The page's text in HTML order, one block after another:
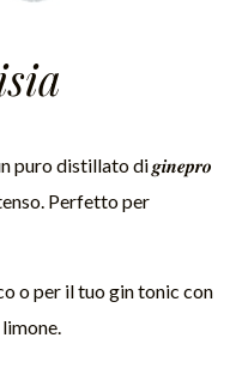
puro distillato di 𝒈𝒊𝒏𝒆𝒑𝒓𝒐
Perfetto per
o per il tuo gin tonic con